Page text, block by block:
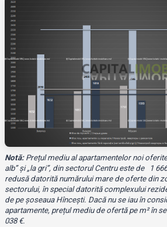
Notă: Prețul mediu al apartamentelor noi
alb” și „la gri”, din sectorul Centru este de 1
redusă datorită numărului mare de oferte din
sectorului, în special datorită complexului
de pe șoseaua Hîncești. Dacă nu se iau în
apartamente, prețul mediu de ofertă pe m² în
038 €.